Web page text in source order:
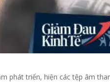
phát triển, hiện các tệp âm